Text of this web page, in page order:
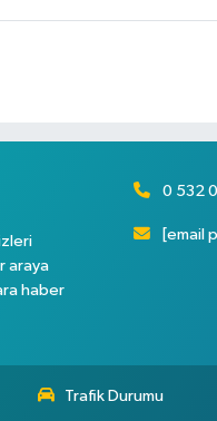
araya
haber
0 532
[email
Trafik Durumu